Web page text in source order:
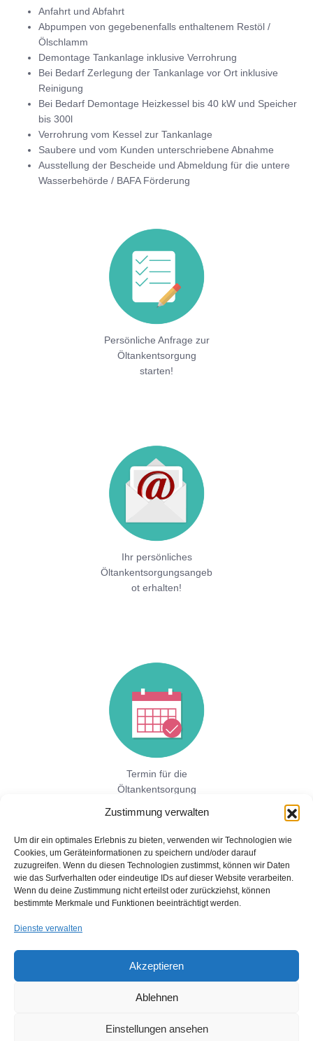
Zustimmung verwalten
Um dir ein optimales Erlebnis zu bieten, verwenden wir Technologien wie
Cookies, um Geräteinformationen zu speichern und/oder darauf
zuzugreifen. Wenn du diesen Technologien zustimmst, können wir Daten
wie das Surfverhalten oder eindeutige IDs auf dieser Website verarbeiten.
Wenn du deine Zustimmung nicht erteilst oder zurückziehst, können
bestimmte Merkmale und Funktionen beeinträchtigt werden.
Dienste verwalten
Akzeptieren
Ablehnen
Einstellungen ansehen
Anfahrt und Abfahrt
Abpumpen von gegebenenfalls enthaltenem Restöl /
Ölschlamm
Demontage Tankanlage inklusive Verrohrung
Bei Bedarf Zerlegung der Tankanlage vor Ort inklusive
Reinigung
Bei Bedarf Demontage Heizkessel bis 40 kW und Speicher
bis 300l
Verrohrung vom Kessel zur Tankanlage
Saubere und vom Kunden unterschriebene Abnahme
Ausstellung der Bescheide und Abmeldung für die untere
Wasserbehörde / BAFA Förderung
Persönliche Anfrage zur
Öltankentsorgung
starten!
Ihr persönliches
Öltankentsorgungsangeb
ot erhalten!
Termin für die
Öltankentsorgung
Jetzt hier direkt ein unverbindliches
Festpreisangebot einholen!